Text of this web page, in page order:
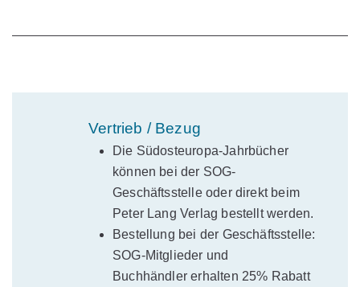
Vertrieb / Bezug
Die Südosteuropa-Jahrbücher
können bei der SOG-
Geschäftsstelle oder direkt beim
Peter Lang Verlag bestellt werden.
Bestellung bei der Geschäftsstelle:
SOG-Mitglieder und
Buchhändler erhalten 25% Rabatt